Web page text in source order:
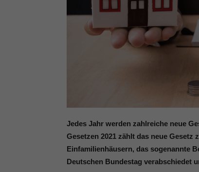
Jedes Jahr werden zahlreiche neue
Gesetzen 2021 zählt das neue
Einfamilienhäusern, das sogenannte
Deutschen Bundestag verabschiedet